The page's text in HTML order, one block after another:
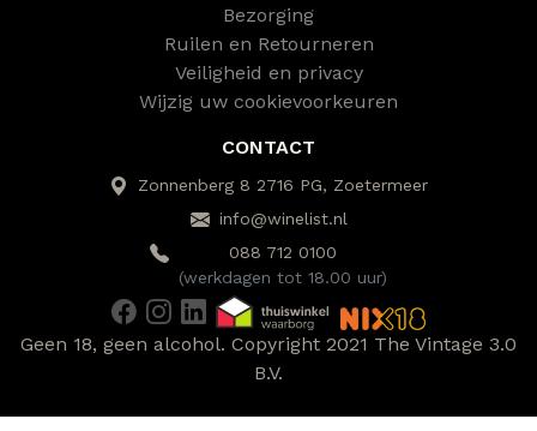
Bezorging
Ruilen en Retourneren
Veiligheid en privacy
Wijzig uw cookievoorkeuren
CONTACT
Zonnenberg 8 2716 PG, Zoetermeer
info@winelist.nl
088 712 0100
(werkdagen tot 18.00 uur)
Geen 18, geen alcohol. Copyright 2021 The Vintage 3.0
B.V.